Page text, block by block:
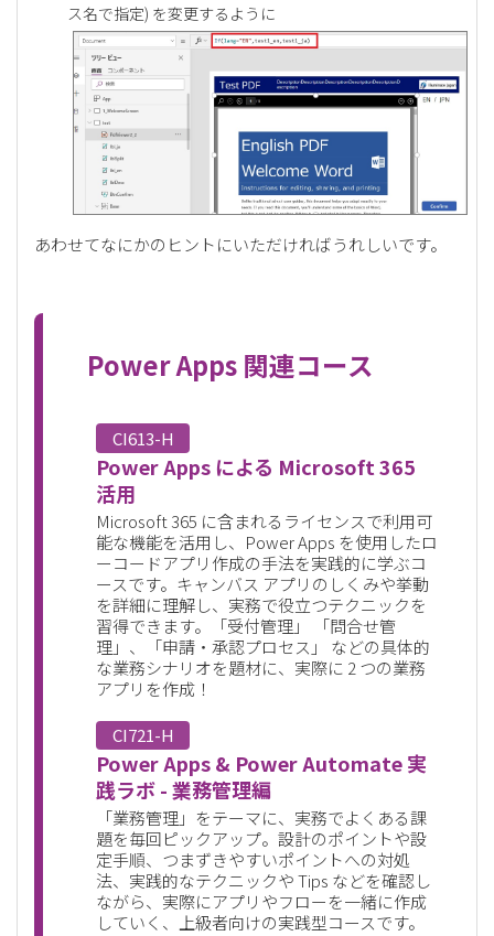
ス名で指定) を変更するように
あわせてなにかのヒントにいただければうれしいです。
Power Apps 関連コース
CI613-H
Power Apps による Microsoft 365
活用
Microsoft 365 に含まれるライセンスで利用可
能な機能を活用し、Power Apps を使用したロ
ーコードアプリ作成の手法を実践的に学ぶコ
ースです。キャンバス アプリのしくみや挙動
を詳細に理解し、実務で役立つテクニックを
習得できます。「受付管理」 「問合せ管
理」、「申請・承認プロセス」 などの具体的
な業務シナリオを題材に、実際に 2 つの業務
アプリを作成！
CI721-H
Power Apps & Power Automate 実
践ラボ - 業務管理編
「業務管理」をテーマに、実務でよくある課
題を毎回ピックアップ。設計のポイントや設
定手順、つまずきやすいポイントへの対処
法、実践的なテクニックや Tips などを確認し
ながら、実際にアプリやフローを一緒に作成
していく、上級者向けの実践型コースです。